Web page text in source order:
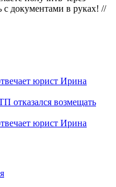
с документами в руках! //
юрист Ирина
отказался возмещать
юрист Ирина